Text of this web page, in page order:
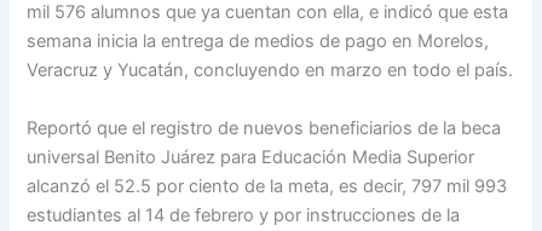
mil 576 alumnos que ya cuentan con ella, e indicó que esta
semana inicia la entrega de medios de pago en Morelos,
Veracruz y Yucatán, concluyendo en marzo en todo el país.
Reportó que el registro de nuevos beneficiarios de la beca
universal Benito Juárez para Educación Media Superior
alcanzó el 52.5 por ciento de la meta, es decir, 797 mil 993
estudiantes al 14 de febrero y por instrucciones de la